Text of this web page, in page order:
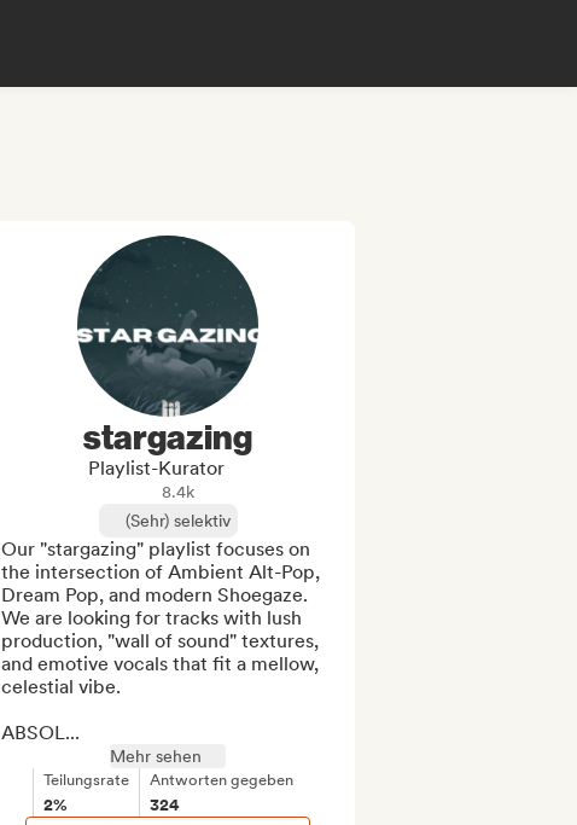
stargazing
Playlist-Kurator
8.4k
(Sehr) selektiv
Our "stargazing" playlist focuses on
the intersection of Ambient Alt-Pop,
Dream Pop, and modern Shoegaze.
We are looking for tracks with lush
production, "wall of sound" textures,
and emotive vocals that fit a mellow,
celestial vibe.
ABSOL...
Mehr sehen
Teilungsrate
2%
Antworten gegeben
324